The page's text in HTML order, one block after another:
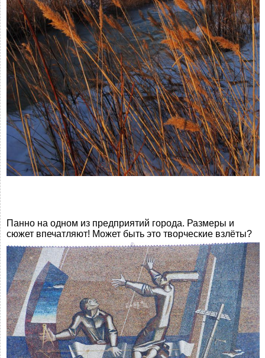
Панно на одном из предприятий города. Размеры и
сюжет впечатляют! Может быть это творческие взлёты?